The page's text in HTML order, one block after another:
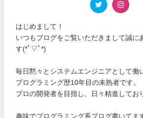
はじめまして！
いつもブログをご覧いただきまして誠に
す(*ﾟ▽ﾟ*)
毎日黙々とシステムエンジニアとして働
プログラミング歴10年目の未熟者です。
プロの開発者を目指し、日々精進して
趣味でプログラミング系ブログ書いてま